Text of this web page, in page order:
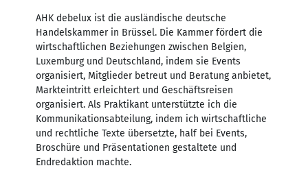
AHK debelux ist die ausländische deutsche
Handelskammer in Brüssel. Die Kammer fördert die
wirtschaftlichen Beziehungen zwischen Belgien,
Luxemburg und Deutschland, indem sie Events
organisiert, Mitglieder betreut und Beratung anbietet,
Markteintritt erleichtert und Geschäftsreisen
organisiert. Als Praktikant unterstützte ich die
Kommunikationsabteilung, indem ich wirtschaftliche
und rechtliche Texte übersetzte, half bei Events,
Broschüre und Präsentationen gestaltete und
Endredaktion machte.